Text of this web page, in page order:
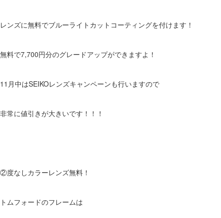
レンズに無料でブルーライトカットコーティングを付けます！
無料で7,700円分のグレードアップができますよ！
11月中はSEIKOレンズキャンペーンも行いますので
非常に値引きが大きいです！！！
②度なしカラーレンズ無料！
トムフォードのフレームは